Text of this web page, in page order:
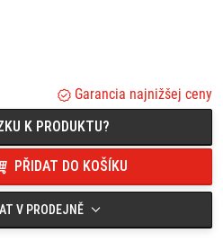
s žádným nosičem.
Garancia najnižšej ceny
K PRODUKTU?
PŘIDAT DO KOŠÍKU
V PRODEJNĚ